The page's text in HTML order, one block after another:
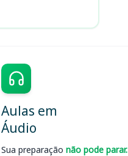
Aulas em
Áudio
Sua preparação não pode parar.